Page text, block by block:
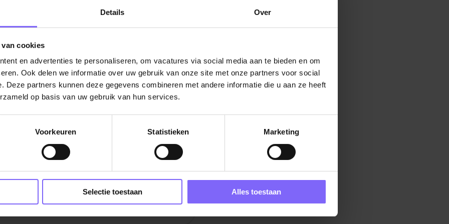
Details Over
cookies
en advertenties te personaliseren, om vacatures via social media aan te bieden en om
Ook delen we informatie over uw gebruik van onze site met onze partners voor social
Deze partners kunnen deze gegevens combineren met andere informatie die u aan ze heeft
op basis van uw gebruik van hun services.
Voorkeuren Statistieken Marketing
Selectie toestaan Alles toestaan
je ziet kansen en brengt mensen samen;
binnen een B2B-omgeving;
dit de juiste baan voor jou is, upload dan
|Accountmanager vacatures in Limburg|